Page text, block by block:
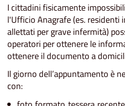
I cittadini fisicamente
l'Ufficio Anagrafe (es. residenti
allettati per grave infermità)
operatori per ottenere le
ottenere il documento a
Il giorno dell’appuntamento è
con: